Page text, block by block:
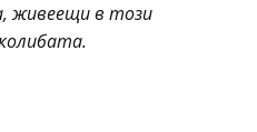
живеещи в този